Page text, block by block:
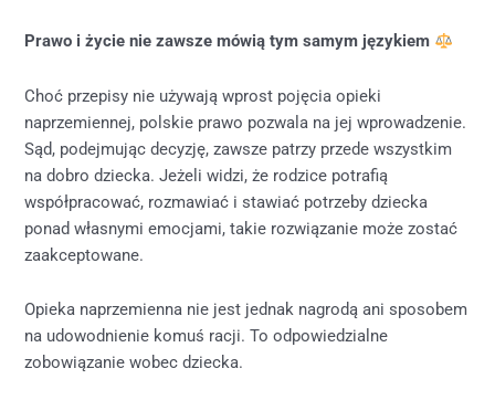
Prawo i życie nie zawsze mówią tym samym językiem
Choć przepisy nie używają wprost pojęcia opieki
naprzemiennej, polskie prawo pozwala na jej wprowadzenie.
Sąd, podejmując decyzję, zawsze patrzy przede wszystkim
na dobro dziecka. Jeżeli widzi, że rodzice potrafią
współpracować, rozmawiać i stawiać potrzeby dziecka
ponad własnymi emocjami, takie rozwiązanie może zostać
zaakceptowane.
Opieka naprzemienna nie jest jednak nagrodą ani sposobem
na udowodnienie komuś racji. To odpowiedzialne
zobowiązanie wobec dziecka.